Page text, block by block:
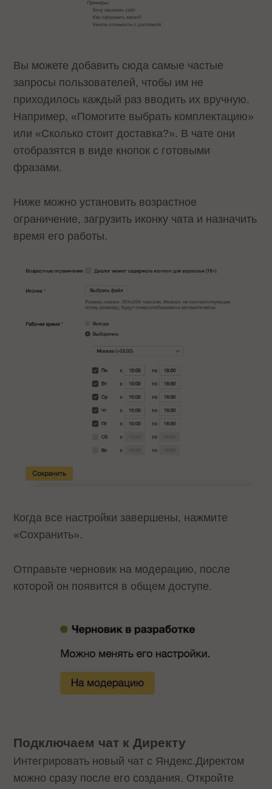
Вы можете добавить сюда самые частые
запросы пользователей, чтобы им не
приходилось каждый раз вводить их вручную.
Например, «Помогите выбрать комплектацию»
или «Сколько стоит доставка?». В чате они
отобразятся в виде кнопок с готовыми
фразами.
Ниже можно установить возрастное
ограничение, загрузить иконку чата и назначить
время его работы.
Когда все настройки завершены, нажмите
«Сохранить».
Отправьте черновик на модерацию, после
которой он появится в общем доступе.
Подключаем чат к Директу
Интегрировать новый чат с Яндекс.Директом
можно сразу после его создания. Откройте